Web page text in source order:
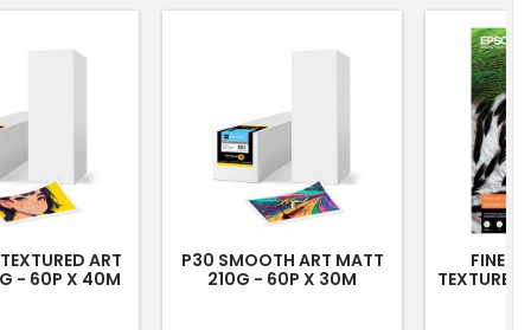
ART
- 60P X 40M
P30 SMOOTH ART MATT
210G - 60P X 30M
FINE